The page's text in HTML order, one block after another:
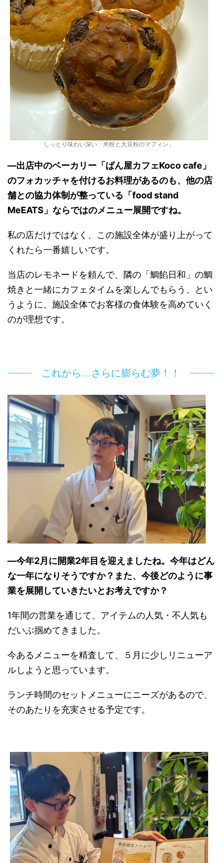
しっとり味わい深い「米粉と大豆粉のマフィン」
―出店中のベーカリー「ぱん屋カフェKoco cafe」
のフォカッチャを付けるお料理があるのも、他の店
舗との協力体制が整っている「food stand
MeEATS」ならではのメニュー展開ですね。
私の店だけではなく、この施設全体が盛り上がって
くれたら一番嬉しいです。
当店のレモネードを頼んで、隣の「鯛餡日和」の鯛
焼きと一緒にカフェタイムを楽しんでもらう、とい
うように、施設全体でお客様の食体験を高めていく
のが理想です。
これから…さらに膨らむ夢！！
―今年2月に開業2年目を迎えましたね。今年はどん
な一年になりそうですか？また、今後どのように事
業を展開していきたいとお考えですか？
1年間の営業を通じて、アイテムの人気・不人気も
だいぶ掴めてきました。
今あるメニューを精査して、５月に少しリニューア
ルしようと思っています。
ランチ時間のセットメニューにニーズがあるので、
そのあたりを充実させる予定です。